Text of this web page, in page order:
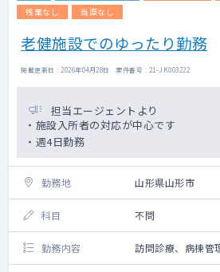
残業なし
当直なし
老健施設でのゆったり勤務
掲載更新日 : 2026年04月28日 案件番号 : 21-JK003222
担当エージェントより
・施設入所者の対応が中心です
・週4日勤務
勤務地 山形県山形市
科目 不問
勤務内容 訪問診療、病棟管